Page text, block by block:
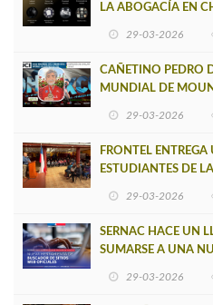
LA ABOGACÍA EN
29-03-2026
CAÑETINO PEDRO
MUNDIAL DE
29-03-2026
FRONTEL
ESTUDIANTES DE
29-03-2026
SERNAC HACE UN
SUMARSE A UNA
29-03-2026